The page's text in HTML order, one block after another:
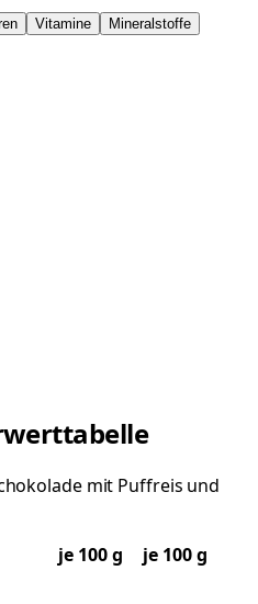
Vitamine Mineralstoffe
mit Puffreis und
je 100g
je 100 g